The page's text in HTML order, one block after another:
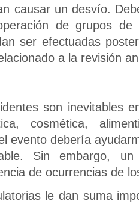
causar un desvío.
de grupos de
ser efectuadas
a la revisión
son inevitables
cosmética,
evento debería
Sin embargo, un
de ocurrencias de
le dan suma